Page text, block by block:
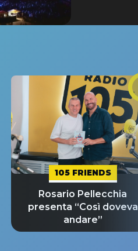
105 FRIENDS
Rosario Pellecchia
presenta “Così doveva
andare”